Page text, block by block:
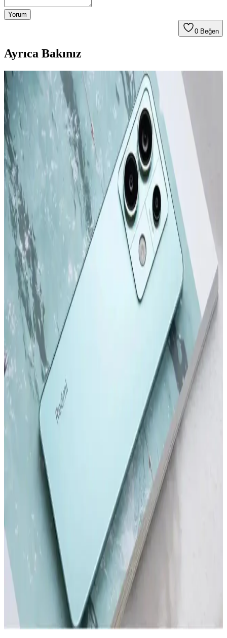
Yorum
0 Beğen
Ayrıca Bakınız
Apple iPhone 16 Plus 512GB Pembe Akıllı Telefon
Gelişmiş Tasarım ve Yüksek Performans
Apple iPhone 16 Plus, 512GB depolama, gelişmiş kamera
özellikleri ve dayanıklı tasarımıyla öne çıkıyor. Güçlü A18 Bionic
çip, uzun pil ömrü ve 5G desteğiyle üstün kullanıcı deneyimi sunar.
Apple iPhone 16 Pro Max 512GB Siyah: Gelişmiş
Kamera ve Yüksek Performanslı Akıllı Telefon
iPhone 16 Pro Max, titanyum tasarımı, 6,9 inç ekran ve gelişmiş
kameralarıyla öne çıkan yüksek performanslı akıllı telefon. Uzun pil
ömrü ve yenilikçi özellikleriyle kullanıcıların beklentilerini karşılar.
Apple iPhone Serisinin Güncel Modelleri ve
Gelecekteki Yenilikler Hakkında Bilgi
2022 ve sonrası iPhone modelleri, tasarım ve performans alanında
önemli adımlar atıyor. Yeni modeller ve teknolojik gelişmelerle ilgili
detaylar, kullanıcıların bilinçli tercihler yapmasını sağlıyor.
Samsung Galaxy S24 ve S24 Ultra Karşılaştırması:
Özellikler ve Kullanıcı Deneyimleri
Samsung Galaxy S24 ve S24 Ultra modellerinin tasarım, ekran,
kamera ve performans özelliklerini karşılaştırıyoruz. Güncellemeler
ve kullanıcı deneyimleriyle ilgili önemli bilgiler içerir.
Redmi Note 11 Pro ve Redmi Note 12 Pro
Karşılaştırması: Özellikler ve Farklar
Redmi Note 11 Pro ve Redmi Note 12 Pro modellerinin tasarım,
performans, kamera ve batarya özelliklerini karşılaştırıyoruz. Hangi
modelin ihtiyaçlarınıza uygun olduğunu belirlemenize yardımcı olur.
Samsung'un İlk Akıllı Telefonu ve Teknolojideki
Gelişimi Üzerine Detaylı İnceleme
Samsung'un ilk akıllı telefonu hakkında bilgi olmamakla birlikte,
markanın teknoloji yolculuğu ve Galaxy serisinin gelişimi öne
Akıllı Telefon ve Tabletlerde Dosya Temizleme ve
Performans Optimizasyonu
Akıllı telefon ve tabletlerde düzenli dosya temizliği, cihaz
performansını artırır ve depolama alanını genişletir. Güvenilir araçlar
ve doğru yöntemlerle gereksiz dosyalardan kurtulun.
Redmi'nin En Yeni Akıllı Telefon Modeli Hakkında
Güncel Bilgiler ve Beklentiler
Redmi'nin yeni modeli hakkında kesin detaylar henüz açıklanmadı,
ancak teknolojik gelişmeler ve piyasa stratejileri yüksek performans
ve yenilik vaat ediyor.